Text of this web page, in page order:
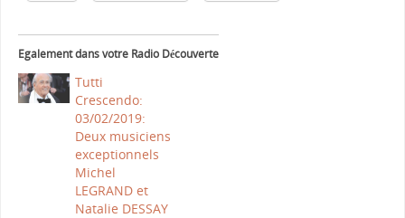
Egalement dans votre Radio Découverte
Tutti
Crescendo:
03/02/2019:
Deux musiciens
exceptionnels
Michel
LEGRAND et
Natalie DESSAY